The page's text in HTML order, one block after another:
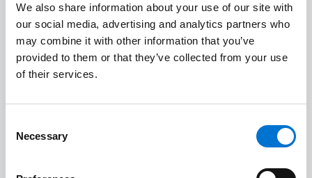
We also share information about your use of our site with
our social media, advertising and analytics partners who
may combine it with other information that you’ve
provided to them or that they’ve collected from your use
of their services.
Selection
Necessary
utilizarlas todos los días. Con casi 40 años de
experiencia, nuestra red de industriales
homologados Aluminier TECHNAL aporta toda
su experiencia para ofrecerte barandillas de
Aunque la seguridad es la principal razón para
instalar una barandilla de aluminio, las